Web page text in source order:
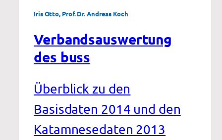
Iris Otto, Prof. Dr. Andreas Koch
Verbandsauswertung
des buss
Überblick zu den
Basisdaten 2014 und den
Katamnesedaten 2013